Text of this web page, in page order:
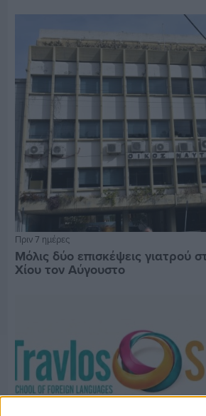
Πριν 7 ημέρες
Μόλις δύο επισκέψεις γιατρού
Χίου τον Αύγουστο